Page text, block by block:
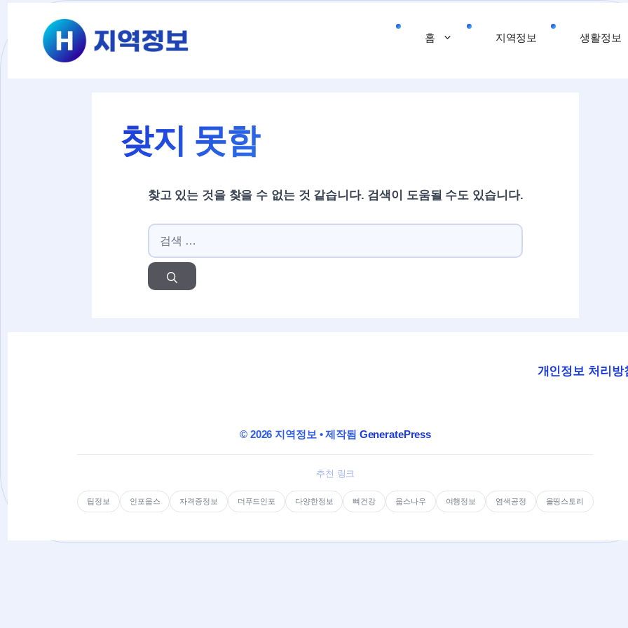
홈 지역정보 생활정보
찾지 못함
찾고 있는 것을 찾을 수 없는 것 같습니다. 검색이 도움될 수도 있습니다.
검색:
개인정보 처리방
© 2026 지역정보 • 제작됨 GeneratePress
추천 링크
팁정보 인포웁스 자격증정보 더푸드인포 다양한정보 뼈건강 웁스나우 여행정보 염색공정 올띵스토리